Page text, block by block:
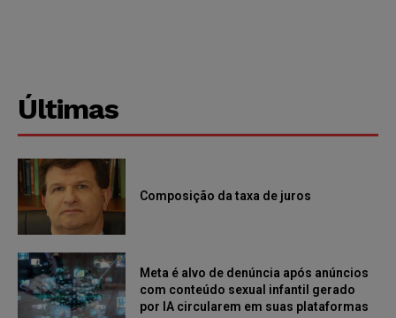
Últimas
Composição da taxa de juros
Meta é alvo de denúncia após anúncios
com conteúdo sexual infantil gerado
por IA circularem em suas plataformas